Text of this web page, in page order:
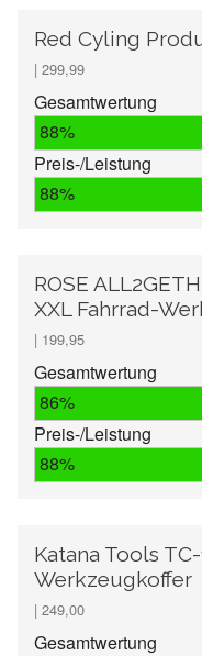
Red Cyling
| 299,99
Gesamtwertung
88%
Preis-/Leistung
88%
ROSE
XXL Fahrrad-
| 199,95
Gesamtwertung
86%
Preis-/Leistung
88%
Katana Tools
Werkzeugkoffer
| 249,00
Gesamtwertung